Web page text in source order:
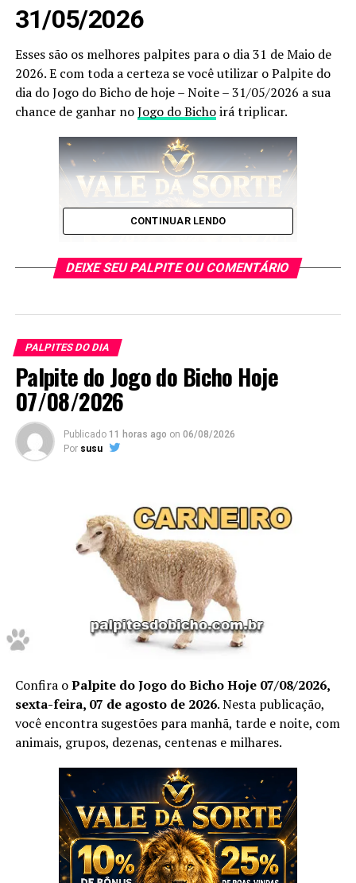
31/05/2026
Esses são os melhores palpites para o dia 31 de Maio de
2026. E com toda a certeza se você utilizar o Palpite do
dia do Jogo do Bicho de hoje – Noite – 31/05/2026 a sua
chance de ganhar noJogo do Bichoirá triplicar.
E esses palpites são os melhores que encontrará no
Google.
Dessa forma, para acompanhar previsões atualizadas
diariamente, acesse também a página de palpites do
jogo do bicho hoje.
Confira Aqui
Não deixe de anotar.
Prepare caneta e papel e Anote cada palpitepara que
você faça o jogo perfeito, e aumente a sua
probabilidade de ganhar nojogo do bicho no dia 31 de
de 2026.
Após anotar as nossas dicas e os nossospalpites do
CONTINUAR LENDO
DEIXE SEU PALPITE OU COMENTÁRIO
PALPITES DO DIA
Palpite do Jogo do Bicho Hoje
07/08/2026
Publicado 11 horas ago on 06/08/2026
Por susu
Confira oPalpite do Jogo do Bicho Hoje 07/08/2026,
sexta-feira, 07 de agosto de 2026. Nesta publicação,
você encontra sugestões para manhã, tarde e noite, com
animais, grupos, dezenas, centenas e milhares.